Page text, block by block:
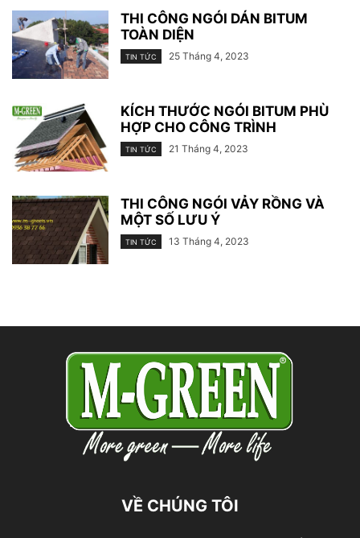
THI CÔNG NGÓI DÁN BITUM
TOÀN DIỆN
TIN TỨC 25 Tháng 4, 2023
KÍCH THƯỚC NGÓI BITUM PHÙ
HỢP CHO CÔNG TRÌNH
TIN TỨC 21 Tháng 4, 2023
THI CÔNG NGÓI VẢY RỒNG VÀ
MỘT SỐ LƯU Ý
TIN TỨC 13 Tháng 4, 2023
VỀ CHÚNG TÔI